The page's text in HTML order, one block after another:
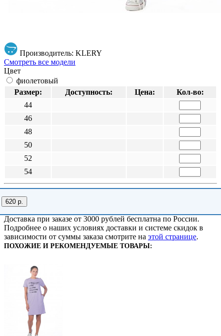
Производитель: KLERY
Смотреть все модели
Цвет
фиолетовый
Размер:
Доступность: Цена:
Кол-во:
44
46
48
50
52
54
620 р.
Доставка при заказе от 3000 рублей бесплатна по России.
Подробнее о наших условиях доставки и системе скидок в
зависимости от суммы заказа смотрите на этой странице.
ПОХОЖИЕ И РЕКОМЕНДУЕМЫЕ ТОВАРЫ: